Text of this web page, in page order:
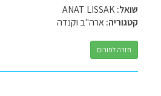
שואל:
קטגוריה:ארה"ב וקנדה
חזרה לפורום